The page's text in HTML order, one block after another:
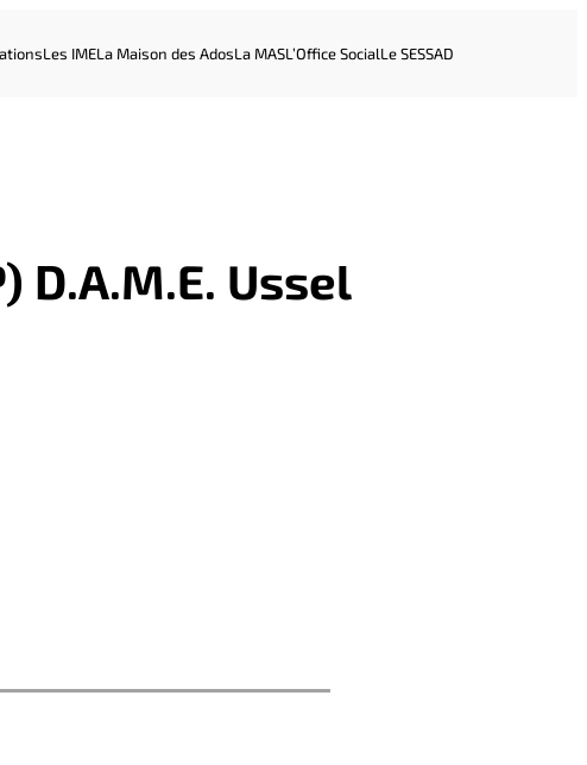
Les IMELa Maison des AdosLa MASL’Office SocialLe SESSAD
D.A.M.E. Ussel